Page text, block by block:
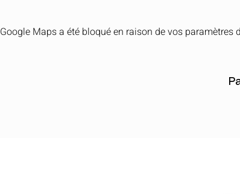
Google Maps a été bloqué en raison de vos